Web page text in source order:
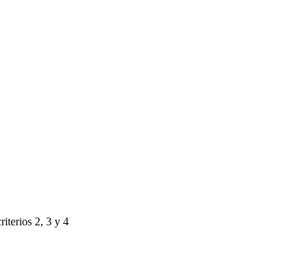
2, 3 y 4